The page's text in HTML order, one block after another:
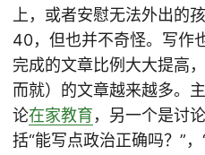
上，或者安慰无法外出的
40，但也并不奇怪。写作
完成的文章比例大大提高
而就）的文章越来越多。
论在家教育，另一个是讨论
括“能写点政治正确吗？”，